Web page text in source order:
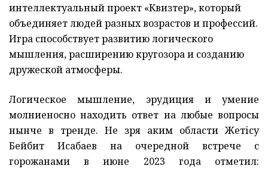
интеллектуальный проект «Квизтер», который
объединяет людей разных возрастов и профессий.
Игра способствует развитию логического
мышления, расширению кругозора и созданию
дружеской атмосферы.
Логическое мышление, эрудиция и умение
молниеносно находить ответ на любые вопросы
нынче в тренде. Не зря аким области Жетісу
Бейбит Исабаев на очередной встрече с
горожанами в июне 2023 года отметил: